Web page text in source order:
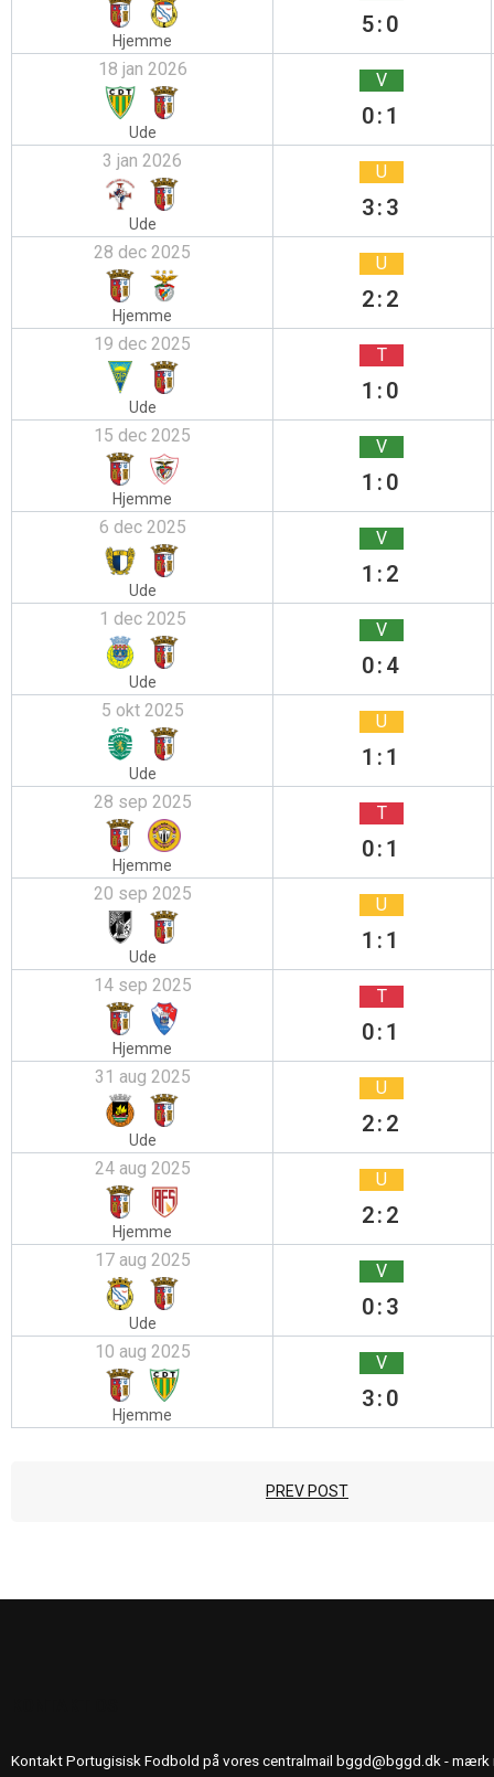
Hjemme
5:0
18 jan 2026
Ude
V
0:1
3 jan 2026
Ude
U
3:3
28 dec 2025
Hjemme
U
2:2
19 dec 2025
Ude
T
1:0
15 dec 2025
Hjemme
V
1:0
6 dec 2025
Ude
V
1:2
1 dec 2025
Ude
V
0:4
5 okt 2025
Ude
U
1:1
28 sep 2025
Hjemme
T
0:1
20 sep 2025
Ude
U
1:1
14 sep 2025
Hjemme
T
0:1
31 aug 2025
Ude
U
2:2
24 aug 2025
Hjemme
U
2:2
17 aug 2025
Ude
V
0:3
10 aug 2025
Hjemme
V
3:0
PREV POST
Kontakt Portugisisk Fodbold på vores centralmail bggd@bggd.dk - mærk